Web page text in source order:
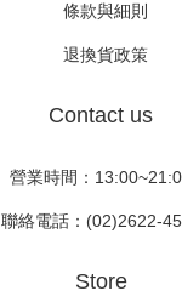
條款與細則
退換貨政策
Contact us
營業時間：
聯絡電話：(02)2622-
Store